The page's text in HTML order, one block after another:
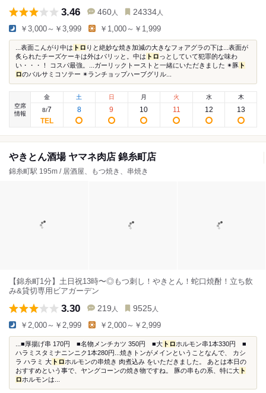
3.46 460 人 24334 人
￥3,000～￥3,999 ￥1,000～￥1,999
...表面こんがり中は トロ りと絶妙な焼き加減の大きなフォアグラの下は...表面が
炙られたチーズケーキは外はパリッと。中は トロっとしていて犯罪的な味わ
い・・・！ コスパ最強。...ガーリックトーストと一緒にいただきました ✴︎豚 ト
ロのバルサミコソテー ✴︎ランチョップハーブグリル...
空席
情報
金
8/7
土
8
日
9
月
10
火
11
水
12
木
13
やきとん酒場 ヤマネ肉店 錦糸町店
錦糸町駅 195m / 居酒屋、もつ焼き、串焼き
【錦糸町1分】土日祝13時〜◎もつ刺し！やきとん！蛇口焼酎！立ち飲
み&貸切専用ビアガーデン
3.30 219 人 9525 人
￥2,000～￥2,999 ￥2,000～￥2,999
...■厚揚げ串 170円 ■名物メンチカツ 350円 ■大 トロホルモン串1本330円 ■
ハラミスタミナニンニク1本280円...焼きトンがメインということなんで、 カシ
ラ ハラミ 大 トロホルモンの串焼き 肉煮込み をいただきました。 あとは本日の
おすすめという事で、ヤングコーンの焼き物ですね。 豚の串もの系、特に大 ト
ロホルモンは...